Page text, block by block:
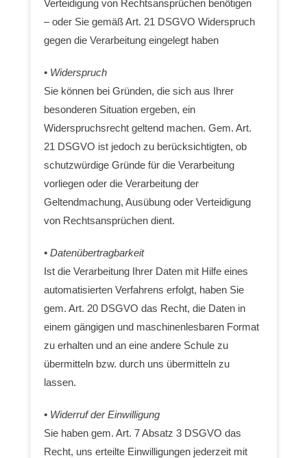
Verteidigung von Rechtsansprüchen benötigen
– oder Sie gemäß Art. 21 DSGVO Widerspruch
gegen die Verarbeitung eingelegt haben
• Widerspruch
Sie können bei Gründen, die sich aus Ihrer
besonderen Situation ergeben, ein
Widerspruchsrecht geltend machen. Gem. Art.
21 DSGVO ist jedoch zu berücksichtigten, ob
schutzwürdige Gründe für die Verarbeitung
vorliegen oder die Verarbeitung der
Geltendmachung, Ausübung oder Verteidigung
von Rechtsansprüchen dient.
• Datenübertragbarkeit
Ist die Verarbeitung Ihrer Daten mit Hilfe eines
automatisierten Verfahrens erfolgt, haben Sie
gem. Art. 20 DSGVO das Recht, die Daten in
einem gängigen und maschinenlesbaren Format
zu erhalten und an eine andere Schule zu
übermitteln bzw. durch uns übermitteln zu
lassen.
• Widerruf der Einwilligung
Sie haben gem. Art. 7 Absatz 3 DSGVO das
Recht, uns erteilte Einwilligungen jederzeit mit